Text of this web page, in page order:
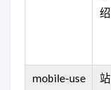
绍
mobile-use
站